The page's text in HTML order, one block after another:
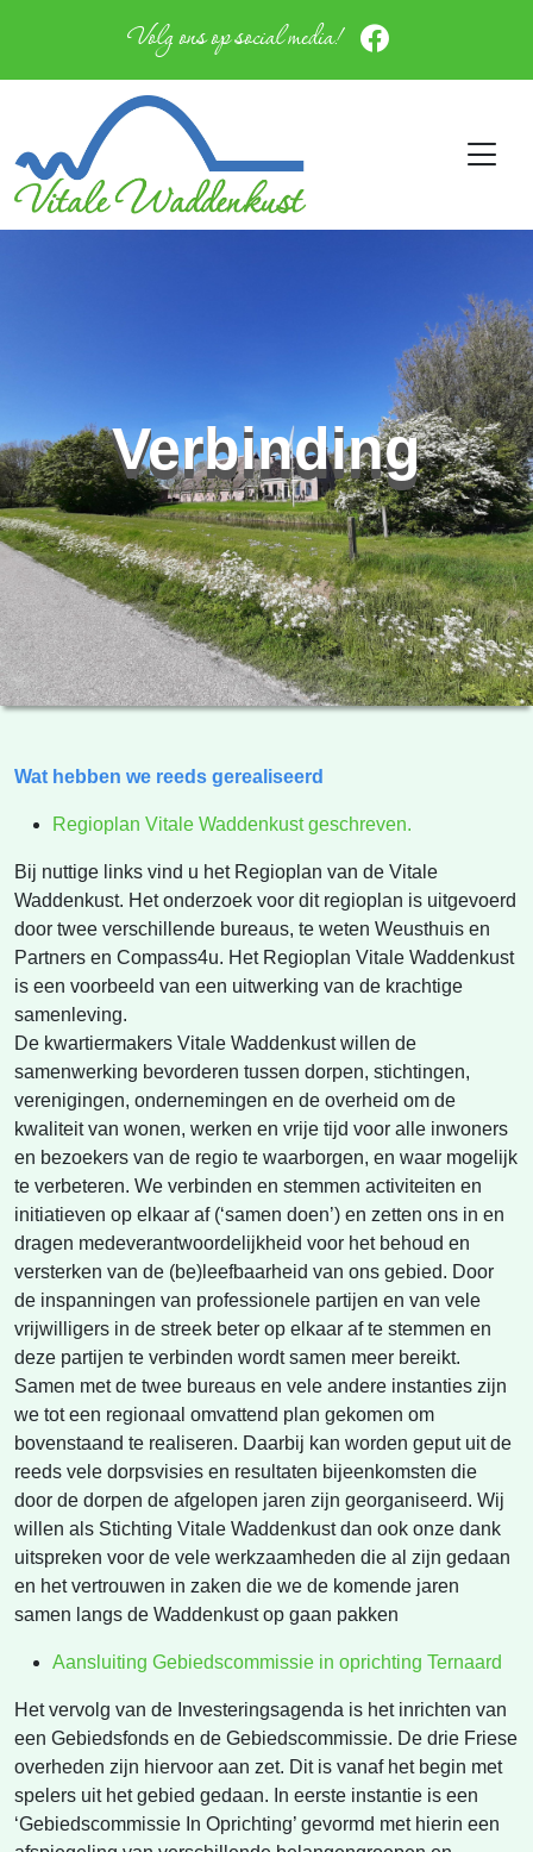
Volg ons op social media!
Verbinding
Wat hebben we reeds gerealiseerd
Regioplan Vitale Waddenkust geschreven.
Bij nuttige links vind u het Regioplan van de Vitale
Waddenkust. Het onderzoek voor dit regioplan is uitgevoerd
door twee verschillende bureaus, te weten Weusthuis en
Partners en Compass4u. Het Regioplan Vitale Waddenkust
is een voorbeeld van een uitwerking van de krachtige
samenleving.
De kwartiermakers Vitale Waddenkust willen de
samenwerking bevorderen tussen dorpen, stichtingen,
verenigingen, ondernemingen en de overheid om de
kwaliteit van wonen, werken en vrije tijd voor alle inwoners
en bezoekers van de regio te waarborgen, en waar mogelijk
te verbeteren. We verbinden en stemmen activiteiten en
initiatieven op elkaar af (‘samen doen’) en zetten ons in en
dragen medeverantwoordelijkheid voor het behoud en
versterken van de (be)leefbaarheid van ons gebied. Door
de inspanningen van professionele partijen en van vele
vrijwilligers in de streek beter op elkaar af te stemmen en
deze partijen te verbinden wordt samen meer bereikt.
Samen met de twee bureaus en vele andere instanties zijn
we tot een regionaal omvattend plan gekomen om
bovenstaand te realiseren. Daarbij kan worden geput uit de
reeds vele dorpsvisies en resultaten bijeenkomsten die
door de dorpen de afgelopen jaren zijn georganiseerd. Wij
willen als Stichting Vitale Waddenkust dan ook onze dank
uitspreken voor de vele werkzaamheden die al zijn gedaan
en het vertrouwen in zaken die we de komende jaren
samen langs de Waddenkust op gaan pakken
Aansluiting Gebiedscommissie in oprichting Ternaard
Het vervolg van de Investeringsagenda is het inrichten van
een Gebiedsfonds en de Gebiedscommissie. De drie Friese
overheden zijn hiervoor aan zet. Dit is vanaf het begin met
spelers uit het gebied gedaan. In eerste instantie is een
‘Gebiedscommissie In Oprichting’ gevormd met hierin een